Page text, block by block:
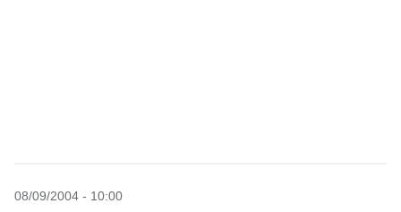
08/09/2004 - 10:00